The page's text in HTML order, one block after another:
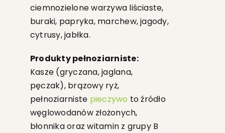
ciemnozielone warzywa liściaste,
buraki, papryka, marchew, jagody,
cytrusy, jabłka.
Produkty pełnoziarniste:
Kasze (gryczana, jaglana,
pęczak), brązowy ryż,
pełnoziarniste pieczywo to źródło
węglowodanów złożonych,
błonnika oraz witamin z grupy B